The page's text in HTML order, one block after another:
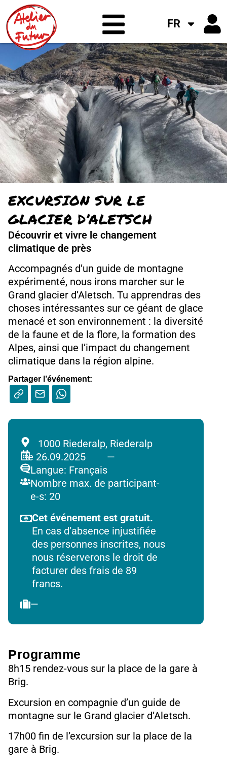
FR
EXCURSION SUR LE
GLACIER D’ALETSCH
Découvrir et vivre le changement
climatique de près
Accompagnés d’un guide de montagne
expérimenté, nous irons marcher sur le
Grand glacier d’Aletsch. Tu apprendras des
choses intéressantes sur ce géant de glace
menacé et son environnement : la diversité
de la faune et de la flore, la formation des
Alpes, ainsi que l’impact du changement
climatique dans la région alpine.
Partager l’événement:
1000 Riederalp, Riederalp
le 26.09.2025
—
Langue: Français
Nombre max. de participant-
e-s: 20
Cet événement est gratuit.
En cas d’absence injustifiée
des personnes inscrites, nous
nous réserverons le droit de
facturer des frais de 89
francs.
—
Programme
8h15 rendez-vous sur la place de la gare à
Brig.
Excursion en compagnie d’un guide de
montagne sur le Grand glacier d’Aletsch.
17h00 fin de l’excursion sur la place de la
gare à Brig.